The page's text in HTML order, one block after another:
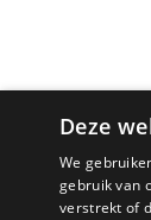
Deze
We
gebruik van
verstrekt of